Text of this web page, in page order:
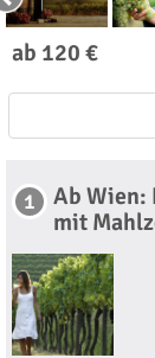
ab 120 €
1
Ab Wien:
mit